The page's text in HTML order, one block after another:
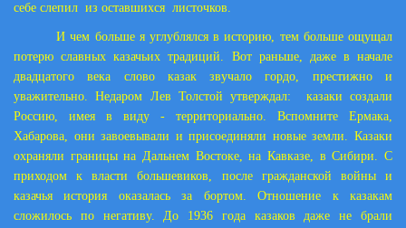
себе слепил из оставшихся листочков.
И чем больше я углублялся в историю, тем больше ощущал
потерю славных казачьих традиций. Вот раньше, даже в начале
двадцатого века слово казак звучало гордо, престижно и
уважительно. Недаром Лев Толстой утверждал: казаки создали
Россию, имея в виду - территориально. Вспомните Ермака,
Хабарова, они завоевывали и присоединяли новые земли. Казаки
охраняли границы на Дальнем Востоке, на Кавказе, в Сибири. С
приходом к власти большевиков, после гражданской войны и
казачья история оказалась за бортом. Отношение к казакам
сложилось по негативу. До 1936 года казаков даже не брали